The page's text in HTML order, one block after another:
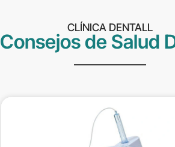
CLÍNICA DENTALL
Consejos de Salud